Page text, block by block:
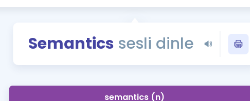
YDS - YÖKDİL
İngilizce
Semantics sesli dinle
semantics (n)